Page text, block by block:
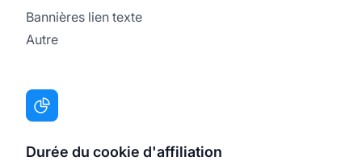
Bannières lien texte
Autre
Durée du cookie d'affiliation